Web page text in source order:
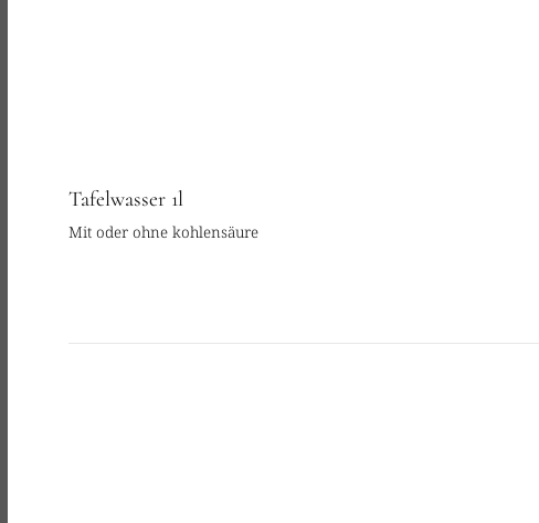
Tafelwasser 1l
Mit oder ohne kohlensäure